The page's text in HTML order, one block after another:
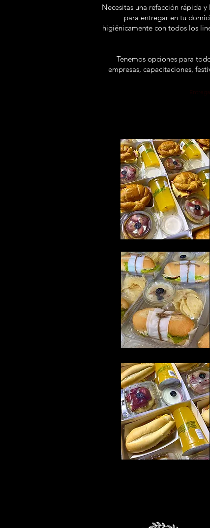
Necesitas una refacción rápida
para entregar en tu
higiénicamente con todos los
Tenemos opciones para
empresas, capacitaciones,